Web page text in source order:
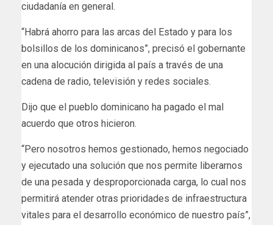
ciudadanía en general.
“Habrá ahorro para las arcas del Estado y para los
bolsillos de los dominicanos”, precisó el gobernante
en una alocución dirigida al país a través de una
cadena de radio, televisión y redes sociales.
Dijo que el pueblo dominicano ha pagado el mal
acuerdo que otros hicieron.
“Pero nosotros hemos gestionado, hemos negociado
y ejecutado una solución que nos permite liberarnos
de una pesada y desproporcionada carga, lo cual nos
permitirá atender otras prioridades de infraestructura
vitales para el desarrollo económico de nuestro país”,